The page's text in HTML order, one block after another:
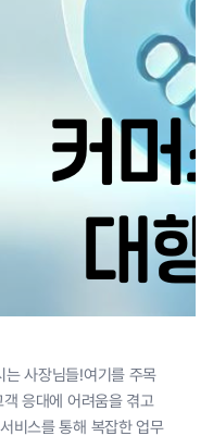
사장님들!여기를 주목
응대에 어려움을 겪고
비스를 통해 복잡한 업무